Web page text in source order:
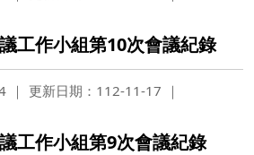
工作小組第10次會議紀錄
更新日期：112-11-17
工作小組第9次會議紀錄